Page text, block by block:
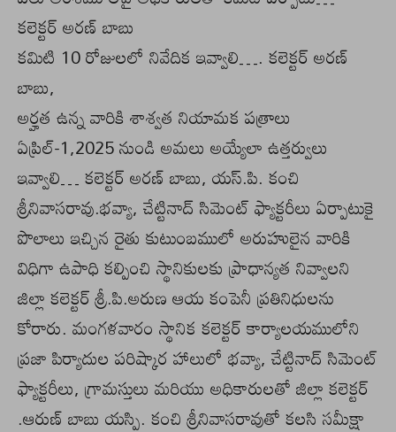
కలెక్టర్ అరణ్ బాబు
కమిటి 10 రోజులలో నివేదిక ఇవ్వాలి…. కలెక్టర్ అరణ్
బాబు,
అర్హత ఉన్న వారికి శాశ్వత నియామక పత్రాలు
ఏప్రిల్-1,2025 నుండి అమలు అయ్యేలా ఉత్తర్వులు
ఇవ్వాలి… కలెక్టర్ అరణ్ బాబు, యస్.పి. కంచి
శ్రీనివాసరావు.భవ్యా, చేట్టినాద్ సిమెంట్ ఫ్యాక్టరీలు ఏర్పాటుకై
పొలాలు ఇచ్చిన రైతు కుటుంబములో అరుహులైన వారికి
విధిగా ఉపాధి కల్పించి స్థానికులకు ప్రాధాన్యత నివ్వాలని
జిల్లా కలెక్టర్ శ్రీ.పి.అరుణ ఆయ కంపెనీ ప్రతినిధులను
కోరారు. మంగళవారం స్థానిక కలెక్టర్ కార్యాలయములోని
ప్రజా పిర్యాదుల పరిష్కార హాలులో భవ్యా, చేట్టినాద్ సిమెంట్
ఫ్యాక్టరీలు, గ్రామస్తులు మరియు అధికారులతో జిల్లా కలెక్టర్
.ఆరుణ్ బాబు యస్పి. కంచి శ్రీనివాసరావుతో కలసి సమీక్షా